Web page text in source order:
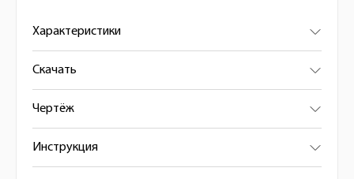
Характеристики
Скачать
Чертёж
Инструкция